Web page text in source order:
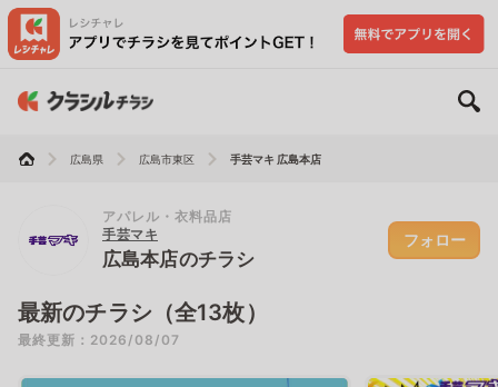
広島県 広島市東区 手芸マキ 広島本店
アパレル・衣料品店
手芸マキ
広島本店のチラシ
フォロー
最新のチラシ（全13枚）
最終更新：2026/08/07